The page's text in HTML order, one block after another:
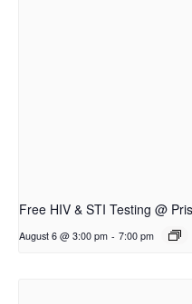
Free HIV & STI Testing @
August 6 @ 3:00 pm - 7:00 pm